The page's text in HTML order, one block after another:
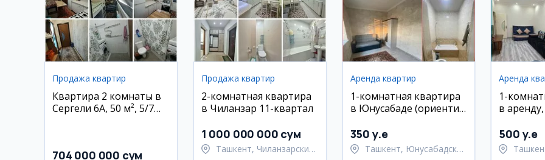
Продажа квартир
Квартира 2 комнаты в
Сергели 6А, 50 м², 5/7
704 000 000 сум
Продажа квартир
2-комнатная квартира
в Чиланзар 11-квартал
1 000 000 000 сум
Ташкент, Чиланзарский
Аренда квартир
1-комнатная квартира
в Юнусабаде (ориентир
350 y.e
Ташкент, Юнусабадский
Аренда
1-
в
500 y.e